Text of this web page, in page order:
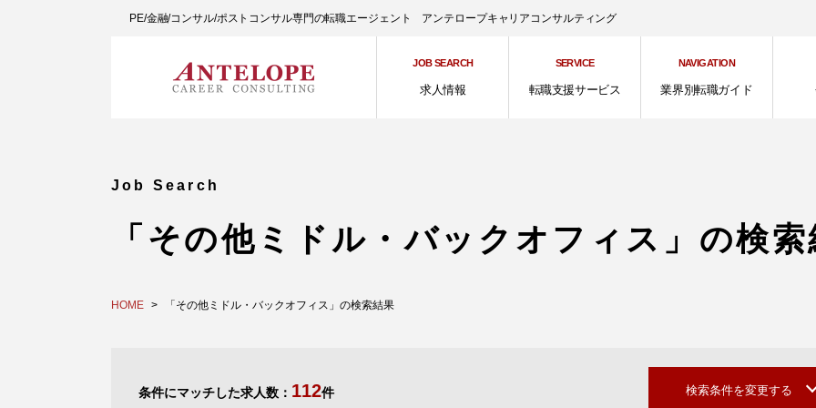
PE/金融/コンサル/ポストコンサル専門の転職エージェント アンテロープキャリアコンサルティング
JOB SEARCH
求人情報
SERVICE
転職支援サービス
NAVIGATION
業界別転職ガイド
Job Search
「その他ミドル・バックオフィス」の検
HOME 「その他ミドル・バックオフィス」の検索結果
条件にマッチした求人数： 112件 検索条件を変更する